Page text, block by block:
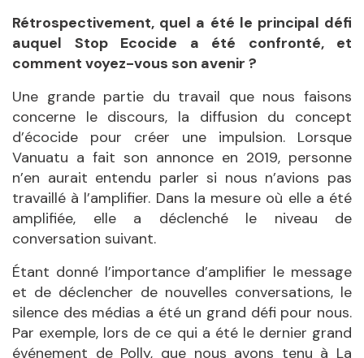
Rétrospectivement, quel a été le principal défi
auquel Stop Ecocide a été confronté, et
comment voyez-vous son avenir ?
Une grande partie du travail que nous faisons
concerne le discours, la diffusion du concept
d’écocide pour créer une impulsion. Lorsque
Vanuatu a fait son annonce en 2019, personne
n’en aurait entendu parler si nous n’avions pas
travaillé à l’amplifier. Dans la mesure où elle a été
amplifiée, elle a déclenché le niveau de
conversation suivant.
Étant donné l’importance d’amplifier le message
et de déclencher de nouvelles conversations, le
silence des médias a été un grand défi pour nous.
Par exemple, lors de ce qui a été le dernier grand
événement de Polly, que nous avons tenu à La